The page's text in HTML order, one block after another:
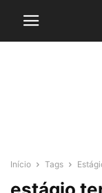
Início Tags